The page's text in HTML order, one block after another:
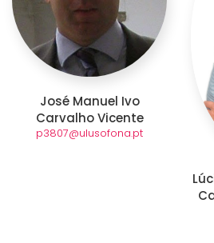
José Manuel Ivo
Carvalho Vicente
p3807@ulusofona.pt